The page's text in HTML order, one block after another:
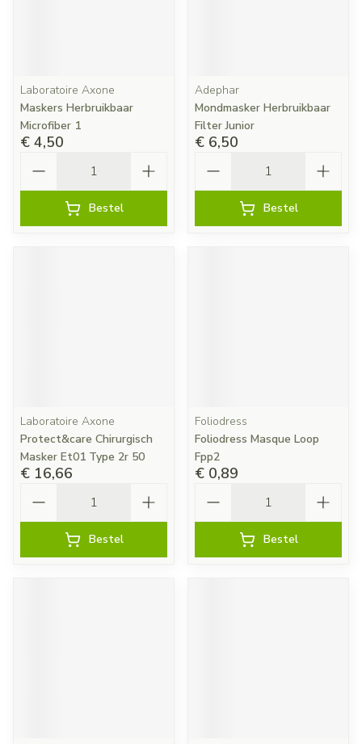
Laboratoire Axone
Maskers Herbruikbaar
Microfiber 1
€ 4,50
Bestel
Adephar
Mondmasker Herbruikbaar
Filter Junior
€ 6,50
Bestel
Laboratoire Axone
Protect&care Chirurgisch
Masker Et01 Type 2r 50
€ 16,66
Bestel
Foliodress
Foliodress Masque Loop
Fpp2
€ 0,89
Bestel